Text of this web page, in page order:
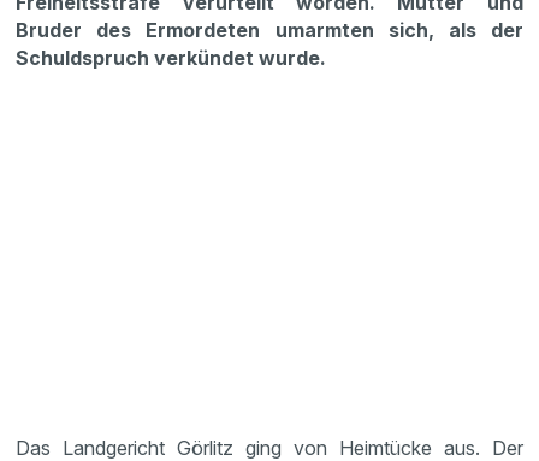
Bruder des Ermordeten umarmten sich, als der
Schuldspruch verkündet wurde.
Das Landgericht Görlitz ging von Heimtücke aus. Der